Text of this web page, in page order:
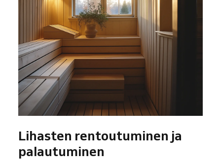
Lihasten rentoutuminen ja
palautuminen